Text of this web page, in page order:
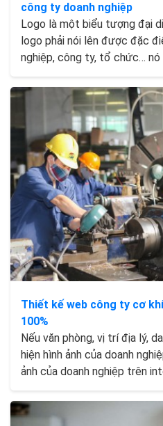
công ty doanh nghiệp
Logo là một biểu tượng đại
logo phải nói lên được đặc
nghiệp, công ty, tổ chức… nó
Thiết kế web công ty cơ
100%
Nếu văn phòng, vị trí địa lý,
hiện hình ảnh của doanh
ảnh của doanh nghiệp trên